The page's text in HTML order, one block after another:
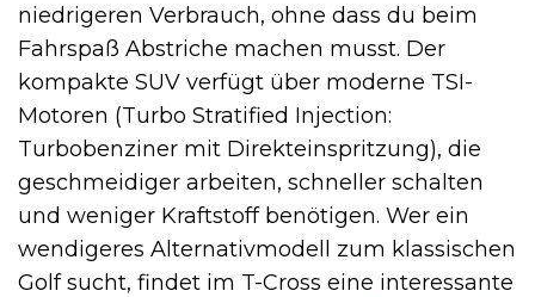
niedrigeren Verbrauch, ohne dass du beim
Fahrspaß Abstriche machen musst. Der
kompakte SUV verfügt über moderne TSI-
Motoren (Turbo Stratified Injection:
Turbobenziner mit Direkteinspritzung), die
geschmeidiger arbeiten, schneller schalten
und weniger Kraftstoff benötigen. Wer ein
wendigeres Alternativmodell zum klassischen
Golf sucht, findet im T-Cross eine interessante